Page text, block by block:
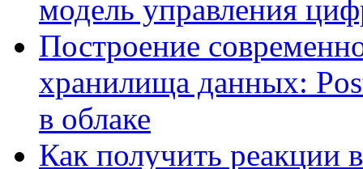
модель управления
Построение
хранилища данных:
в облаке
Как получить реакции